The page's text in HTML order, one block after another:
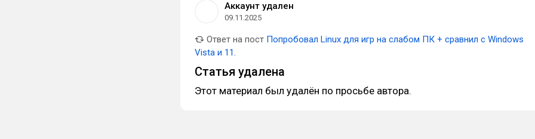
Аккаунт удален
09.11.2025
Ответ на пост Попробовал Linux для игр на слабом ПК + сравнил с Windows
Vista и 11.
Статья удалена
Этот материал был удалён по просьбе автора.